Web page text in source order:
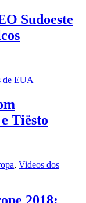
Sudoeste
de EUA
Tiësto
, Videos dos